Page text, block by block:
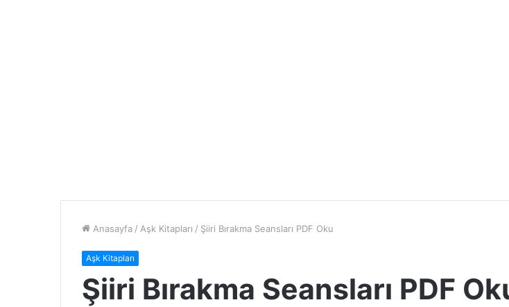
Anasayfa / Aşk Kitapları / Şiiri Bırakma Seansları PDF Oku
Aşk Kitapları
Şiiri Bırakma Seansları PDF